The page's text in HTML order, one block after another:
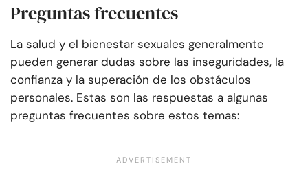
Preguntas frecuentes
La salud y el bienestar sexuales generalmente
pueden generar dudas sobre las inseguridades, la
confianza y la superación de los obstáculos
personales. Estas son las respuestas a algunas
preguntas frecuentes sobre estos temas: